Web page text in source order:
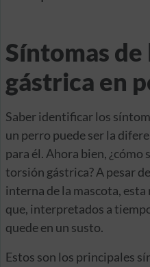
Síntomas
gástrica en
Saber identificar los
un perro puede ser la
para él. Ahora bien,
torsión gástrica? A pesar
interna de la mascota,
que, interpretados a
quede en un susto.
Estos son los principales